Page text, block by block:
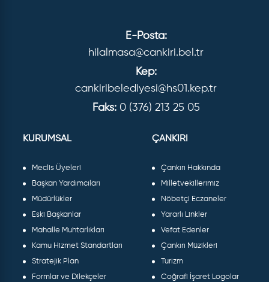
E-Posta:
hilalmasa@cankiri.bel.tr
Kep:
cankiribelediyesi@hs01.kep.tr
Faks: 0 (376) 213 25 05
KURUMSAL
Meclis Üyeleri
Başkan Yardımcıları
Müdürlükler
Eski Başkanlar
Mahalle Muhtarlıkları
Kamu Hizmet Standartları
Stratejik Plan
Formlar ve Dilekçeler
ÇANKIRI
Çankırı Hakkında
Milletvekillerimiz
Nöbetçi Eczaneler
Yararlı Linkler
Vefat Edenler
Çankırı Müzikleri
Turizm
Coğrafi İşaret Logolar